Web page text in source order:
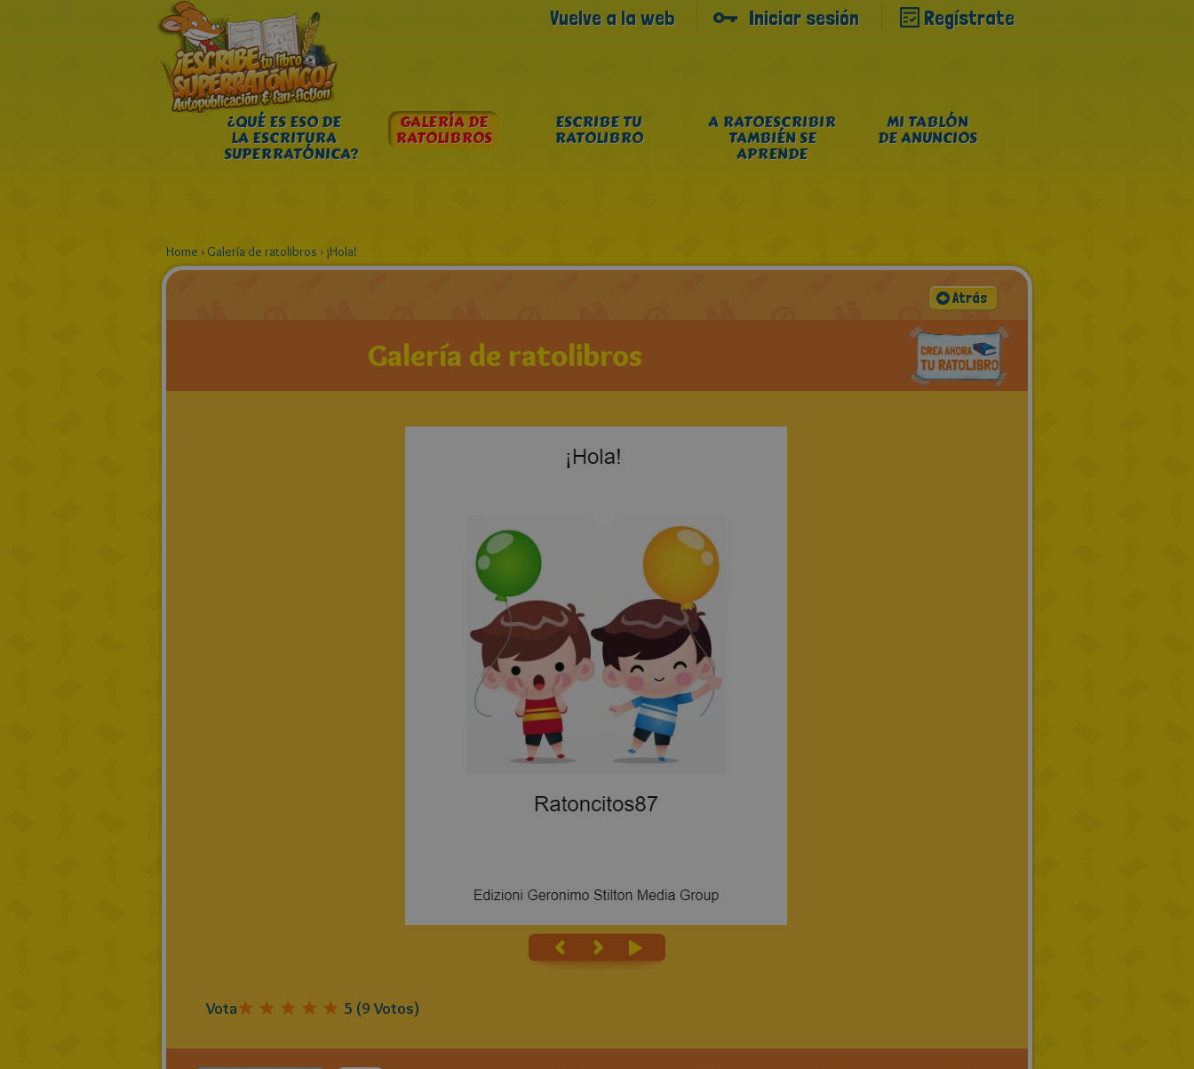
Vuelve a la web Iniciar sesión Regístrate
¿QUÉ ES ESO DE
LA ESCRITURA
SUPERRATÓNICA?
GALERÍA DE
RATOLIBROS
ESCRIBE TU
RATOLIBRO
A RATOESCRIBIR
TAMBIÉN SE
APRENDE
MI TABLÓN
DE ANUNCIOS
Home › Galería de ratolibros › ¡Hola!
Galería de ratolibros
Atrás
Vota 5 (9Votos)